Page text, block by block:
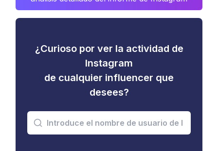
¿Curioso por ver la actividad de
Instagram
de cualquier influencer que
desees?